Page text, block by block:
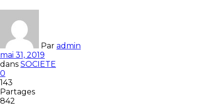
Par admin
mai 31, 2019
dans SOCIETE
0
143
Partages
842